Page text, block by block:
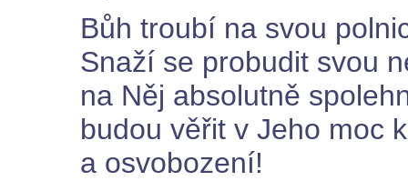
Bůh troubí na svou
Snaží se probudit svou
na Něj absolutně
budou věřit v Jeho moc
a osvobození!